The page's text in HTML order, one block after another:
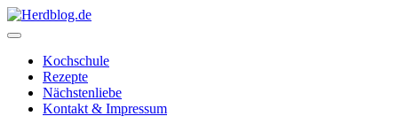
Skip
to
Herdblog.de
Kochschule
Rezepte
Nächstenliebe
Kontakt & Impressum